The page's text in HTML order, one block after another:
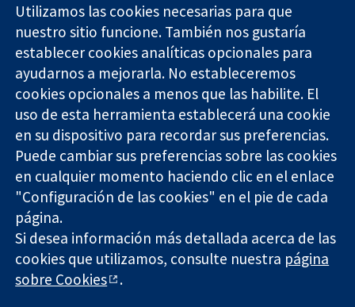
Evidencia fiable.
Decisiones
informadas.
Mejor salud.
11-13 Cavendish
Square
Londres
W1G 0AN
Reino Unido
Contacto
Noticias
Prensa
Sobre
nosotros
Empleo
Cochrane
Library
The Cochrane Collaboration is a charity (no. 1045921) and a
company limited by guarantee (no. 03044323) registered in
England & Wales. VAT registration number GB 718 2127 49.
Copyright © 2026 The Cochrane Collaboration
Utilizamos las cookies necesarias para que
nuestro sitio funcione. También nos gustaría
establecer cookies analíticas opcionales para
ayudarnos a mejorarla. No estableceremos
cookies opcionales a menos que las habilite. El
uso de esta herramienta establecerá una cookie
en su dispositivo para recordar sus preferencias.
Puede cambiar sus preferencias sobre las cookies
en cualquier momento haciendo clic en el enlace
"Configuración de las cookies" en el pie de cada
página.
Si desea información más detallada acerca de las
cookies que utilizamos, consulte nuestra página
sobre Cookies
.